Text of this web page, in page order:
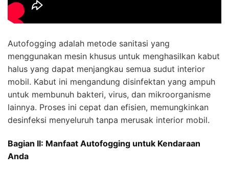
Autofogging adalah metode sanitasi yang
menggunakan mesin khusus untuk menghasilkan kabut
halus yang dapat menjangkau semua sudut interior
mobil. Kabut ini mengandung disinfektan yang ampuh
untuk membunuh bakteri, virus, dan mikroorganisme
lainnya. Proses ini cepat dan efisien, memungkinkan
desinfeksi menyeluruh tanpa merusak interior mobil.
Bagian II: Manfaat Autofogging untuk Kendaraan
Anda